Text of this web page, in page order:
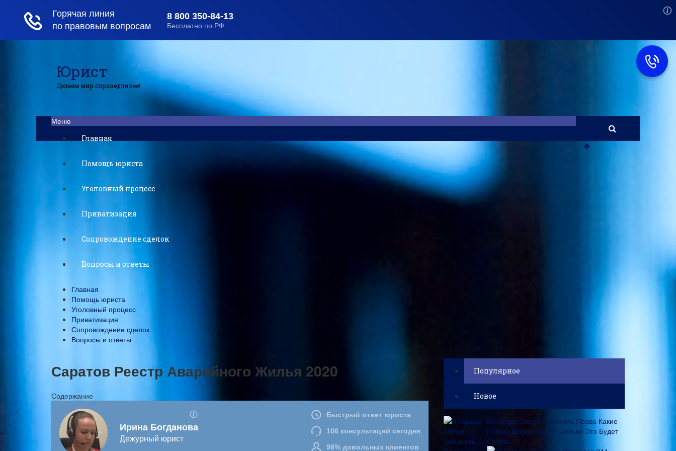
Юрист
Делаем мир справедливее!
Меню
Главная
Помощь юриста
Уголовный процесс
Приватизация
Сопровождение сделок
Вопросы и ответы
Главная
Помощь юриста
Уголовный процесс
Приватизация
Сопровождение сделок
Вопросы и ответы
Саратов Реестр Аварийного Жилья 2020
Содержание
Популярное
Новое
В Городе Омске Заменить Права Какие
Нужны Документы И Сколько Это Будет
Стоить